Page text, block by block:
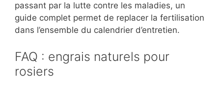
passant par la lutte contre les maladies, un
guide complet permet de replacer la fertilisation
dans l’ensemble du calendrier d’entretien.
FAQ : engrais naturels pour
rosiers